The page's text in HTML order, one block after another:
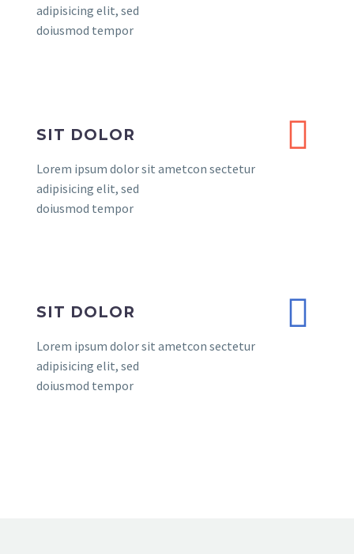
adipisicing elit, sed
doiusmod tempor
SIT DOLOR
Lorem ipsum dolor sit ametcon sectetur
adipisicing elit, sed
doiusmod tempor
SIT DOLOR
Lorem ipsum dolor sit ametcon sectetur
adipisicing elit, sed
doiusmod tempor